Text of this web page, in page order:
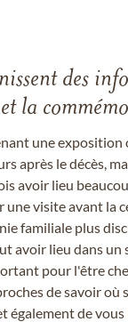
des
la
une
après le décès,
avoir lieu
visite avant la
familiale plus
avoir lieu dans un
pour l'être
de savoir où
également de